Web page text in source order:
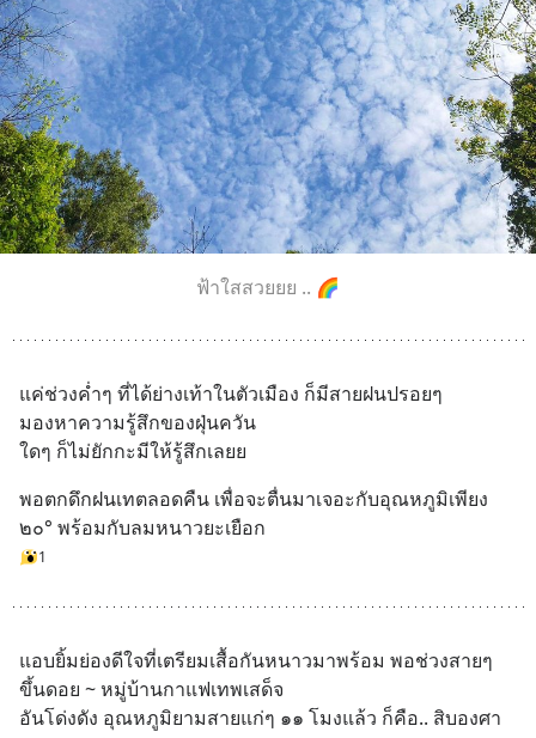
ฟ้าใสสวยยย .. 🌈
แค่ช่วงค่ำๆ ที่ได้ย่างเท้าในตัวเมือง ก็มีสายฝนปรอยๆ
มองหาความรู้สึกของฝุ่นควัน
ใดๆ ก็ไม่ยักกะมีให้รู้สึกเลยย
พอตกดึกฝนเทตลอดคืน เพื่อจะตื่นมาเจอะกับอุณหภูมิเพียง
๒๐° พร้อมกับลมหนาวยะเยือก
1
แอบยิ้มย่องดีใจที่เตรียมเสื้อกันหนาวมาพร้อม พอช่วงสายๆ
ขึ้นดอย ~ หมู่บ้านกาแฟเทพเสด็จ
อันโด่งดัง อุณหภูมิยามสายแก่ๆ ๑๑ โมงแล้ว ก็คือ.. สิบองศา